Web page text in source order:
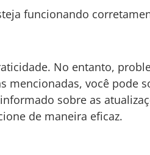
funcionando
No entanto,
mencionadas, você pode
sobre as
de maneira eficaz.